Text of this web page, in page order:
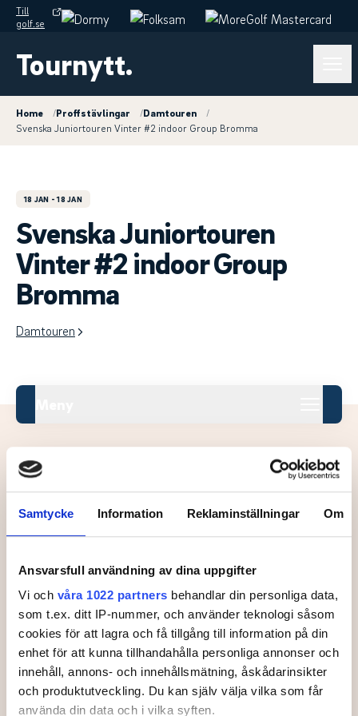
Samtycke Information Reklaminställningar Om
Ansvarsfull användning av dina uppgifter
Vi och våra 1022 partners behandlar din personliga data,
som t.ex. ditt IP-nummer, och använder teknologi såsom
cookies för att lagra och få tillgång till information på din
enhet för att kunna tillhandahålla personliga annonser och
innehåll, annons- och innehållsmätning, åskådarinsikter
och produktutveckling. Du kan själv välja vilka som får
använda din data och i vilka syften.
Till
golf.se
Tournytt.
Home /Proffstävlingar /Damtouren
/
Svenska Juniortouren Vinter #2 indoor Group Bromma
18 JAN - 18 JAN
Svenska Juniortouren
Vinter #2 indoor Group
Bromma
Damtouren
Leaderboard.
Inga resultat tillgängliga ännu.